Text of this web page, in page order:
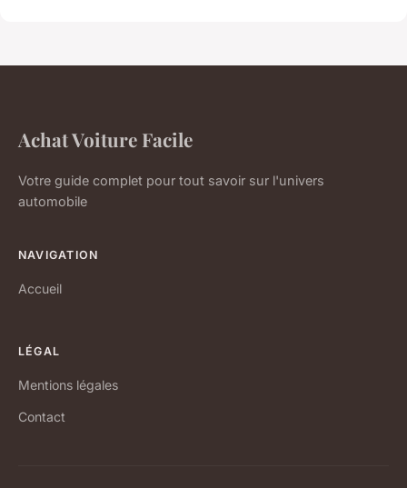
Achat Voiture Facile
Votre guide complet pour tout savoir sur l'univers
automobile
NAVIGATION
Accueil
LÉGAL
Mentions légales
Contact